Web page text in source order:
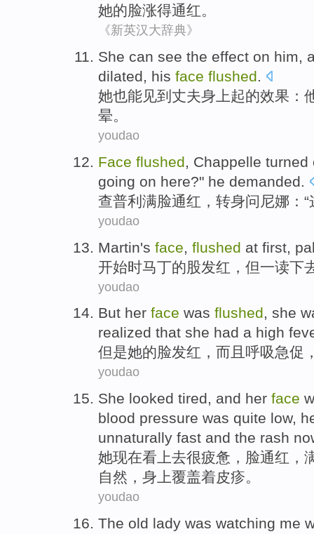
她的脸涨得通红。
《新英汉大辞典》
She can see the effect on him,
dilated, his face flushed.
她也能见到 丈夫身上起的效果 ：
晕。
youdao
Face flushed, Chappelle turned
going on here?" he demanded.
查普利满脸通红 ，转身问 尼娜 ：“
youdao
Martin's face flushed at first
开始时马丁的 股发红 ，但一读下
youdao
But her face was flushed, she
realized that she had a high
但是她的脸发红 ，而且 呼吸急促
youdao
She looked tired, and her face
blood pressure was quite low,
unnaturally fast and the rash
她现在看上去很疲惫 ， 脸通红 ，
自然，身上覆盖着皮疹。
youdao
The old lady was watching me